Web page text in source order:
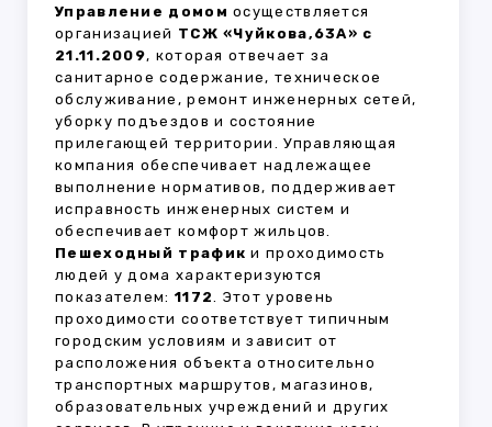
Управление домом осуществляется
организацией ТСЖ «Чуйкова,63А» с
21.11.2009, которая отвечает за
санитарное содержание, техническое
обслуживание, ремонт инженерных сетей,
уборку подъездов и состояние
прилегающей территории. Управляющая
компания обеспечивает надлежащее
выполнение нормативов, поддерживает
исправность инженерных систем и
обеспечивает комфорт жильцов.
Пешеходный трафик и проходимость
людей у дома характеризуются
показателем: 1172. Этот уровень
проходимости соответствует типичным
городским условиям и зависит от
расположения объекта относительно
транспортных маршрутов, магазинов,
образовательных учреждений и других